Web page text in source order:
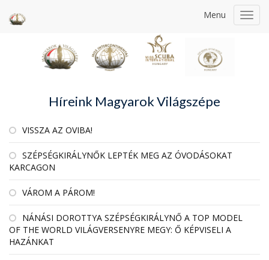
Menu
Híreink Magyarok Világszépe
VISSZA AZ OVIBA!
SZÉPSÉGKIRÁLYNŐK LEPTÉK MEG AZ ÓVODÁSOKAT
KARCAGON
VÁROM A PÁROM!
NÁNÁSI DOROTTYA SZÉPSÉGKIRÁLYNŐ A TOP MODEL
OF THE WORLD VILÁGVERSENYRE MEGY: Ő KÉPVISELI A
HAZÁNKAT